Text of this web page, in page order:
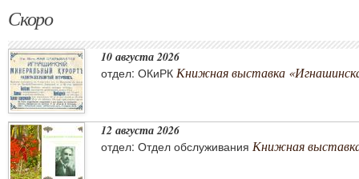
Скоро
10 августа 2026
отдел: ОКиРК Книжная выставка
12 августа 2026
отдел: Отдел обслуживания Книжная